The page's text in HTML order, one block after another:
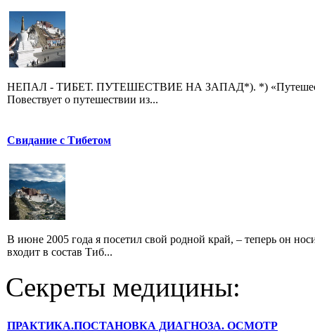
НЕПАЛ - ТИБЕТ. ПУТЕШЕСТВИЕ НА ЗАПАД*). *)
Повествует о путешествии из...
Свидание с Тибетом
В июне 2005 года я посетил свой родной край, – теперь он
входит в состав Тиб...
Секреты медицины:
ПРАКТИКА.ПОСТАНОВКА ДИАГНОЗА. ОСМОТР